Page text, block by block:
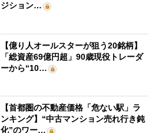
ジション…
【億り人オールスターが狙う20銘柄】
「総資産69億円超」90歳現役トレーダ
ーから“10…
【首都圏の不動産価格「危ない駅」ラ
ンキング】“中古マンション売れ行き鈍
化”のワー…